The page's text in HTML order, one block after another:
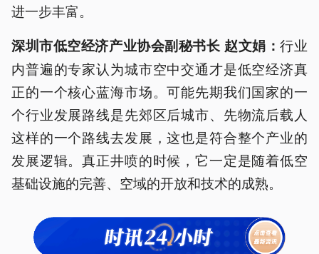
进一步丰富。
深圳市低空经济产业协会副秘书长 赵文娟：行业
内普遍的专家认为城市空中交通才是低空经济真
正的一个核心蓝海市场。可能先期我们国家的一
个行业发展路线是先郊区后城市、先物流后载人
这样的一个路线去发展，这也是符合整个产业的
发展逻辑。真正井喷的时候，它一定是随着低空
基础设施的完善、空域的开放和技术的成熟。